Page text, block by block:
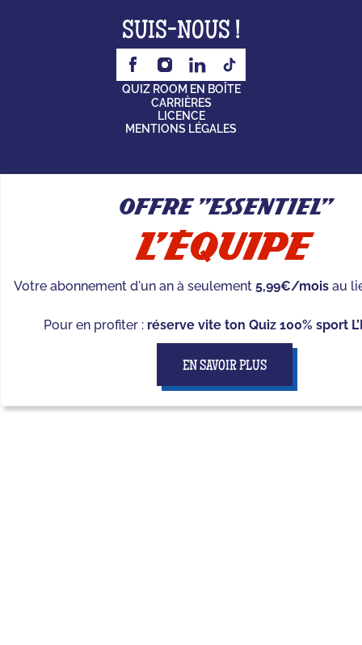
SUIS-NOUS !
QUIZ ROOM EN BOÎTE
CARRIÈRES
LICENCE
MENTIONS LÉGALES
Offre "Essentiel"
Votre abonnement d'un an à seulement 5,99€/mois au
Pour en profiter : réserve vite ton Quiz 100% sport
EN SAVOIR PLUS